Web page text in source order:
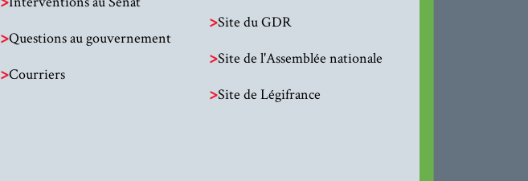
>Questions au gouvernement
>Courriers
>Site du GDR
>Site de l'Assemblée nationale
>Site de Légifrance